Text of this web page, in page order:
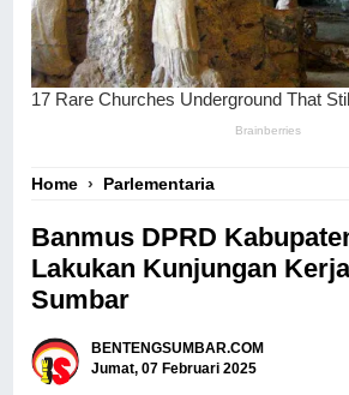
Home › Parlementaria
Banmus DPRD
Lakukan Kunjungan
Sumbar
BENTENGSUMBAR.COM
Jumat, 07 Februari 2025